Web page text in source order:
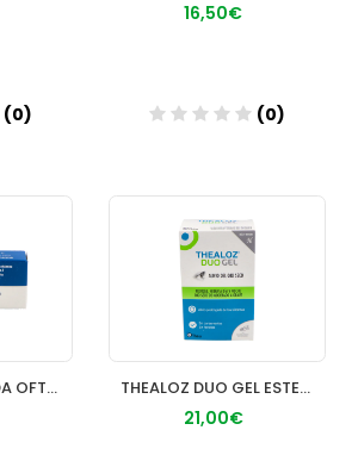
(0)
16,50€
(0)
VITA POS POMADA OFTALMICA 5 G THEALOZ DUO GEL ESTERIL 04 ML 30 UNIDOSIS
21,00€